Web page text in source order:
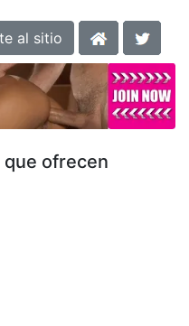
al sitio
ofrecen